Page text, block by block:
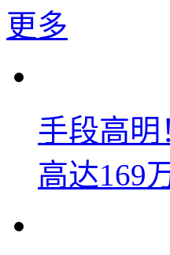
更多
手段高
高达169